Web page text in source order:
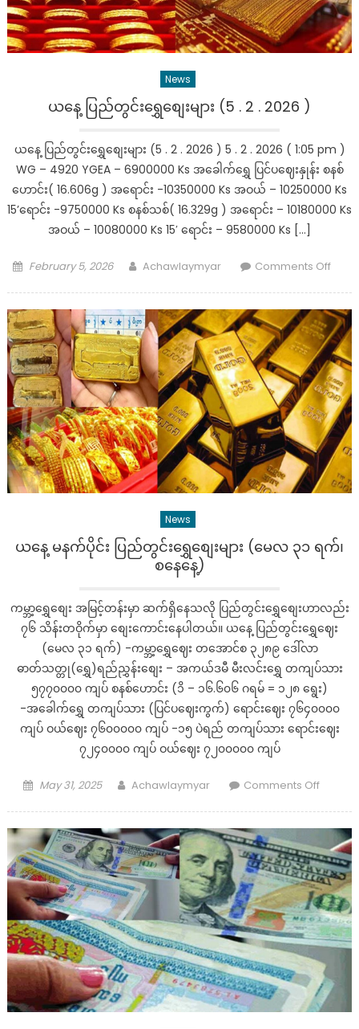
တဲ့
ရွှေ
ဈေး
ကျ
သွား
ပြီ
….
News
ယနေ့ ပြည်တွင်းရွှေစျေးများ (5 . 2 . 2026 )
ယနေ့ ပြည်တွင်းရွှေစျေးများ (5 . 2 . 2026 ) 5 . 2 . 2026 ( 1:05 pm )
WG – 4920 YGEA – 6900000 Ks အခေါက်ရွှေ ပြင်ပဈေးနှုန်း စနစ်
ဟောင်း( 16.606g ) အရောင်း -10350000 Ks အဝယ် – 10250000 Ks
15’ရောင်း -9750000 Ks စနစ်သစ်( 16.329g ) အရောင်း – 10180000 Ks
အဝယ် – 10080000 Ks 15′ ရောင်း – 9580000 Ks […]
Posted
February 5, 2026 Author
Achawlaymyar Comments Offon
ရွှေ
စျေး
များ
(5
.
2
.
2026
)
News
ယနေ့ မနက်ပိုင်း ပြည်တွင်းရွှေစျေးများ (မေလ ၃၁ ရက်၊
စနေနေ့)
ကမ္ဘာ့ရွှေစျေး အမြင့်တန်းမှာ ဆက်ရှိနေသလို ပြည်တွင်းရွှေစျေးဟာလည်း
၇၆ သိန်းတဝိုက်မှာ စျေးကောင်းနေပါတယ်။ ယနေ့ ပြည်တွင်းရွှေဈေး
(မေလ ၃၁ ရက်) -ကမ္ဘာ့ရွှေဈေး တအောင်စ ၃၂၈၉ ဒေါ်လာ
ဓာတ်သတ္တု(ရွှေ)ရည်ညွှန်းစျေး – အကယ်ဒမီ မီးလင်းရွှေ တကျပ်သား
၅၇၇၀၀၀၀ ကျပ် စနစ်ဟောင်း (၁ိ – ၁၆.၆၀၆ ဂရမ် = ၁၂၈ ရွေး)
-အခေါက်ရွှေ တကျပ်သား (ပြင်ပဈေးကွက်) ရောင်းဈေး ၇၆၄၀၀၀၀
ကျပ် ဝယ်ဈေး ၇၆၀၀၀၀၀ ကျပ် -၁၅ ပဲရည် တကျပ်သား ရောင်းဈေး
၇၂၄၀၀၀၀ ကျပ် ဝယ်ဈေး ၇၂၀၀၀၀၀ ကျပ်
Posted
May 31, 2025 Author
Achawlaymyar Comments Offon
ပြည်တွင်
ရွှေ
စျေး
များ
(မေလ
၃၁
ရက်၊
စနေနေ့)